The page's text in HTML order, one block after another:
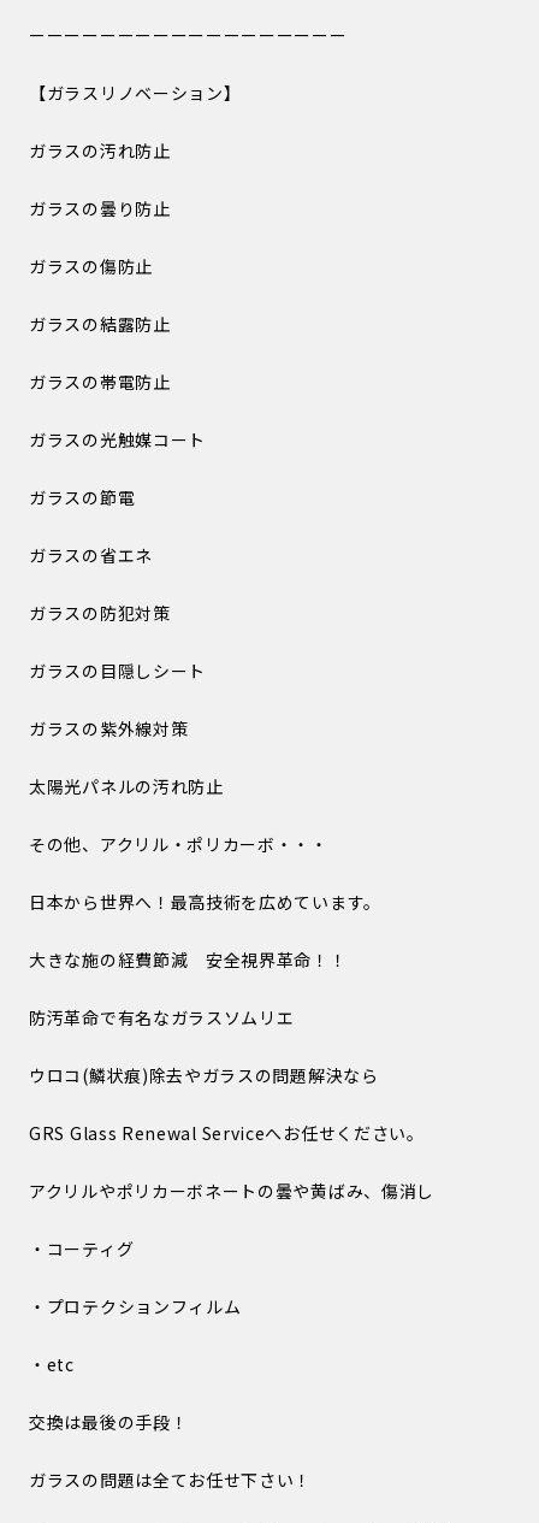
ーーーーーーーーーーーーーーーーーー
【ガラスリノベーション】
ガラスの汚れ防止
ガラスの曇り防止
ガラスの傷防止
ガラスの結露防止
ガラスの帯電防止
ガラスの光触媒コート
ガラスの節電
ガラスの省エネ
ガラスの防犯対策
ガラスの目隠しシート
ガラスの紫外線対策
太陽光パネルの汚れ防止
その他、アクリル・ポリカーボ・・・
日本から世界へ！最高技術を広めています。
大きな施の経費節減 安全視界革命！！
防汚革命で有名なガラスソムリエ
ウロコ(鱗状痕)除去やガラスの問題解決なら
GRS Glass Renewal Serviceへお任せください。
アクリルやポリカーボネートの曇や黄ばみ、傷消し
・コーティグ
・プロテクションフィルム
・etc
交換は最後の手段！
ガラスの問題は全てお任せ下さい！